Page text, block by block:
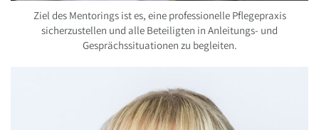
Ziel des Mentorings ist es, eine professionelle Pflegepraxis
sicherzustellen und alle Beteiligten in Anleitungs- und
Gesprächssituationen zu begleiten.